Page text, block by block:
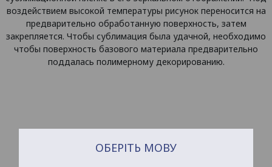
воздействием высокой температуры рисунок переносится на
предварительно обработанную поверхность, затем
закрепляется. Чтобы сублимация была удачной, необходимо
чтобы поверхность базового материала предварительно
поддалась полимерному декорированию.
ОБЕРІТЬ МОВУ